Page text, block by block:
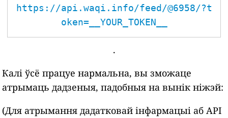
https://api.waqi.info/feed/@6958/?t
oken=__YOUR_TOKEN__
.
Калі ўсё працуе нармальна, вы зможаце
атрымаць дадзеныя, падобныя на вынік ніжэй:
(Для атрымання дадатковай інфармацыі аб API